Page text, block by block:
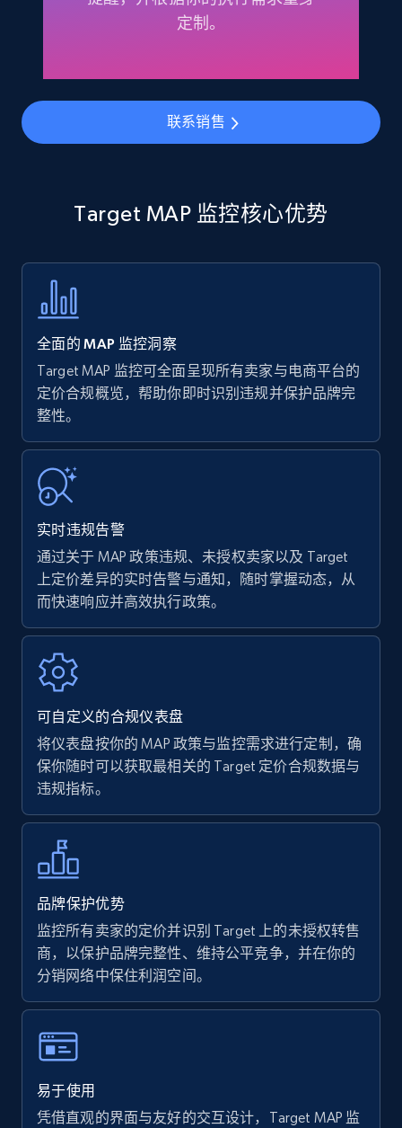
Amazon products - find products by using
price, Currency, Availability, Reviews count, and
more.
35.3K+ 5.7K+ 立即开始
URL, Product name, Product rating, Product
rating object, Product rating max, Rating,
Author name, Asin, and more.
7.4K+ 872+
Walmart - products
URL, Final price, Sku, Currency, Gtin,
Specifications, Image urls, Top reviews, and
more.
5.6K+ 876+ 立即开始
using specific category URL
URL, Final price, Sku, Currency, Gtin,
Specifications, Image urls, Top reviews, and
more.
5.6K+
Walmart - products - Collects products by
specific keywords
URL, Final price, Sku, Currency, Gtin,
Specifications, Image urls, Top reviews, and
more.
5.6K+ 876+ 立即开始
Walmart - products - Discover products by
using sku numbers
定制。
联系销售
Target MAP 监控核心优势
全面的 MAP 监控洞察
Target MAP 监控可全面呈现所有卖家与电商平台的
定价合规概览，帮助你即时识别违规并保护品牌完
整性。
实时违规告警
通过关于 MAP 政策违规、未授权卖家以及 Target
上定价差异的实时告警与通知，随时掌握动态，从
而快速响应并高效执行政策。
可自定义的合规仪表盘
将仪表盘按你的 MAP 政策与监控需求进行定制，确
保你随时可以获取最相关的 Target 定价合规数据与
违规指标。
品牌保护优势
监控所有卖家的定价并识别 Target 上的未授权转售
商，以保护品牌完整性、维持公平竞争，并在你的
分销网络中保住利润空间。
易于使用
凭借直观的界面与友好的交互设计，Target MAP 监